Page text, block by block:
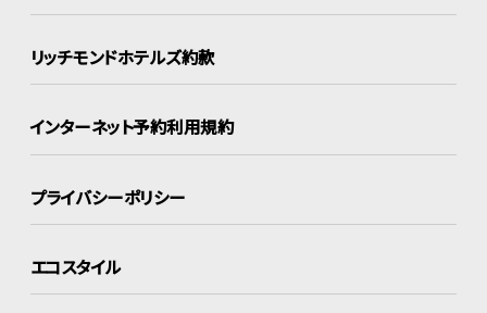
リッチモンドホテルズ約款
インターネット予約利用規約
プライバシーポリシー
エコスタイル